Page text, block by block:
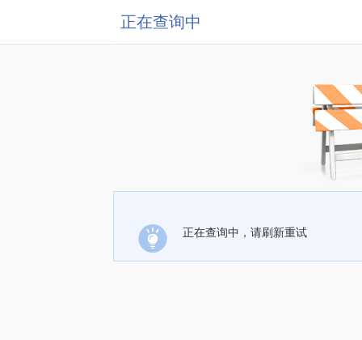
正在查询中
正在查询中，请刷新重试